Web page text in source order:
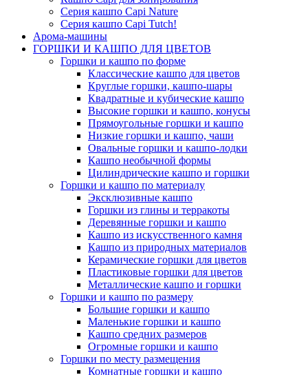
Серия кашпо Capi Nature
Серия кашпо Capi Tutch!
Арома-машины
ГОРШКИ И КАШПО ДЛЯ ЦВЕТОВ
Горшки и кашпо по форме
Классические кашпо для цветов
Круглые горшки, кашпо-шары
Квадратные и кубические кашпо
Высокие горшки и кашпо, конусы
Прямоугольные горшки и кашпо
Низкие горшки и кашпо, чаши
Овальные горшки и кашпо-лодки
Кашпо необычной формы
Цилиндрические кашпо и горшки
Горшки и кашпо по материалу
Эксклюзивные кашпо
Горшки из глины и терракоты
Деревянные горшки и кашпо
Кашпо из искусственного камня
Кашпо из природных материалов
Керамические горшки для цветов
Пластиковые горшки для цветов
Металлические кашпо и горшки
Горшки и кашпо по размеру
Большие горшки и кашпо
Маленькие горшки и кашпо
Кашпо средних размеров
Огромные горшки и кашпо
Горшки по месту размещения
Комнатные горшки и кашпо